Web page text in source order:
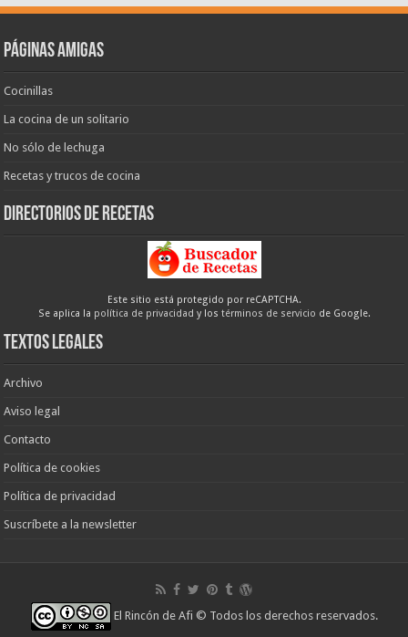
Páginas amigas
Cocinillas
La cocina de un solitario
No sólo de lechuga
Recetas y trucos de cocina
Directorios de recetas
Este sitio está protegido por reCAPTCHA.
Se aplica la política de privacidad y los términos de servicio de Google.
Textos legales
Archivo
Aviso legal
Contacto
Política de cookies
Política de privacidad
Suscríbete a la newsletter
El Rincón de Afi © Todos los derechos reservados.